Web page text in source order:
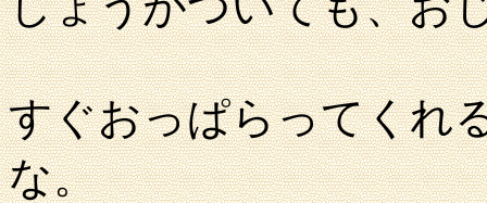
すぐおっぱらってくれ
な。